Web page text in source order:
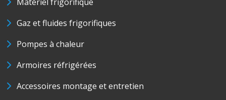
Gaz et fluides frigorifiques
Pompes à chaleur
Armoires réfrigérées
Accessoires montage et entretien